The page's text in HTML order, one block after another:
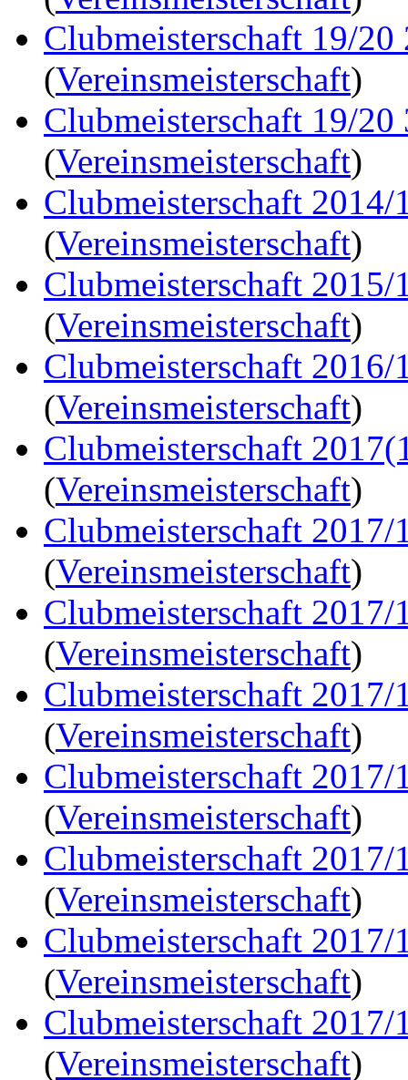
Clubmeisterschaft 19/20
(Vereinsmeisterschaft)
Clubmeisterschaft 19/20
(Vereinsmeisterschaft)
Clubmeisterschaft
(Vereinsmeisterschaft)
Clubmeisterschaft 2015/
(Vereinsmeisterschaft)
Clubmeisterschaft 2016/
(Vereinsmeisterschaft)
Clubmeisterschaft
(Vereinsmeisterschaft)
Clubmeisterschaft 2017/
(Vereinsmeisterschaft)
Clubmeisterschaft 2017/
(Vereinsmeisterschaft)
Clubmeisterschaft 2017/
(Vereinsmeisterschaft)
Clubmeisterschaft 2017/
(Vereinsmeisterschaft)
Clubmeisterschaft 2017/
(Vereinsmeisterschaft)
Clubmeisterschaft 2017/
(Vereinsmeisterschaft)
Clubmeisterschaft 2017/
(Vereinsmeisterschaft)